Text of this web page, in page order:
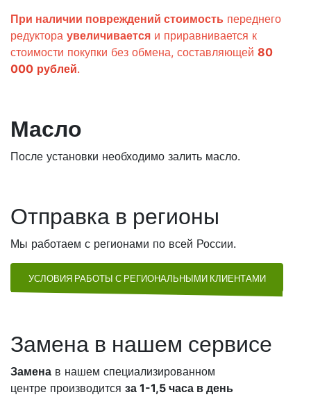
При наличии повреждений стоимость переднего
редуктора увеличивается и приравнивается к
стоимости покупки без обмена, составляющей 80
000 рублей.
Масло
После установки необходимо залить масло.
Отправка в регионы
Мы работаем с регионами по всей России.
УСЛОВИЯ РАБОТЫ С РЕГИОНАЛЬНЫМИ КЛИЕНТАМИ
Замена в нашем сервисе
Замена в нашем специализированном
центре производится за 1-1,5 часа в день